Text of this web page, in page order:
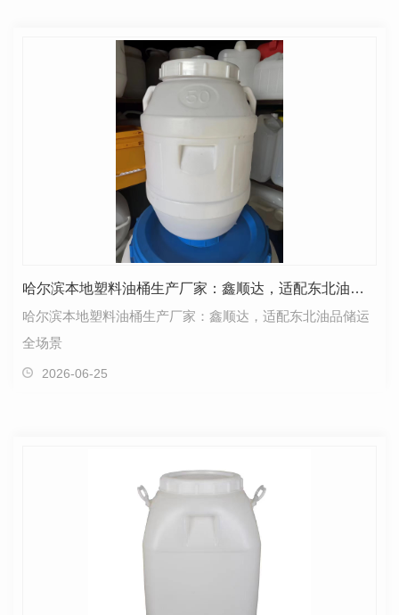
哈尔滨本地塑料油桶生产厂家：鑫顺达，适配东北油品储运全场景
哈尔滨本地塑料油桶生产厂家：鑫顺达，适配东北油品储运
全场景
2026-06-25